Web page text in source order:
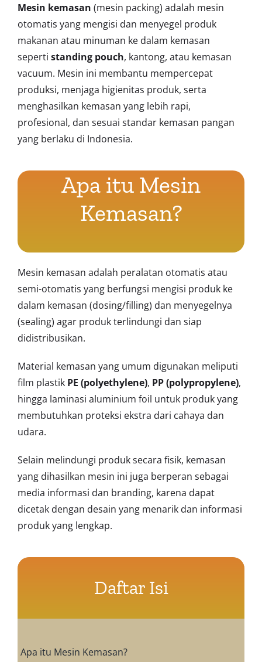
Mesin kemasan (mesin packing) adalah mesin
otomatis yang mengisi dan menyegel produk
makanan atau minuman ke dalam kemasan
seperti standing pouch, kantong, atau kemasan
vacuum. Mesin ini membantu mempercepat
produksi, menjaga higienitas produk, serta
menghasilkan kemasan yang lebih rapi,
profesional, dan sesuai standar kemasan pangan
yang berlaku di Indonesia.
Apa itu Mesin
Kemasan?
Mesin kemasan adalah peralatan otomatis atau
semi-otomatis yang berfungsi mengisi produk ke
dalam kemasan (dosing/filling) dan menyegelnya
(sealing) agar produk terlindungi dan siap
didistribusikan.
Material kemasan yang umum digunakan meliputi
film plastik PE (polyethylene), PP (polypropylene),
hingga laminasi aluminium foil untuk produk yang
membutuhkan proteksi ekstra dari cahaya dan
udara.
Selain melindungi produk secara fisik, kemasan
yang dihasilkan mesin ini juga berperan sebagai
media informasi dan branding, karena dapat
dicetak dengan desain yang menarik dan informasi
produk yang lengkap.
Daftar Isi
Apa itu Mesin Kemasan?